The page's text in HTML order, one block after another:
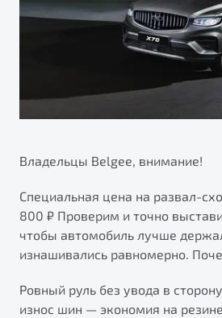
от 2 219 990 ₽*
Автокредит
ПОДДЕРЖКА
Реферальная программа
Клиентская поддержка
Помощь на дорогах
О дилерском центре
Правовая информация
Владельцы Belgee, внимание!
Специальная цена на развал-
800 ₽ Проверим и точно
чтобы автомобиль лучше
изнашивались равномерно.
Ровный руль без увода в
износ шин — экономия на